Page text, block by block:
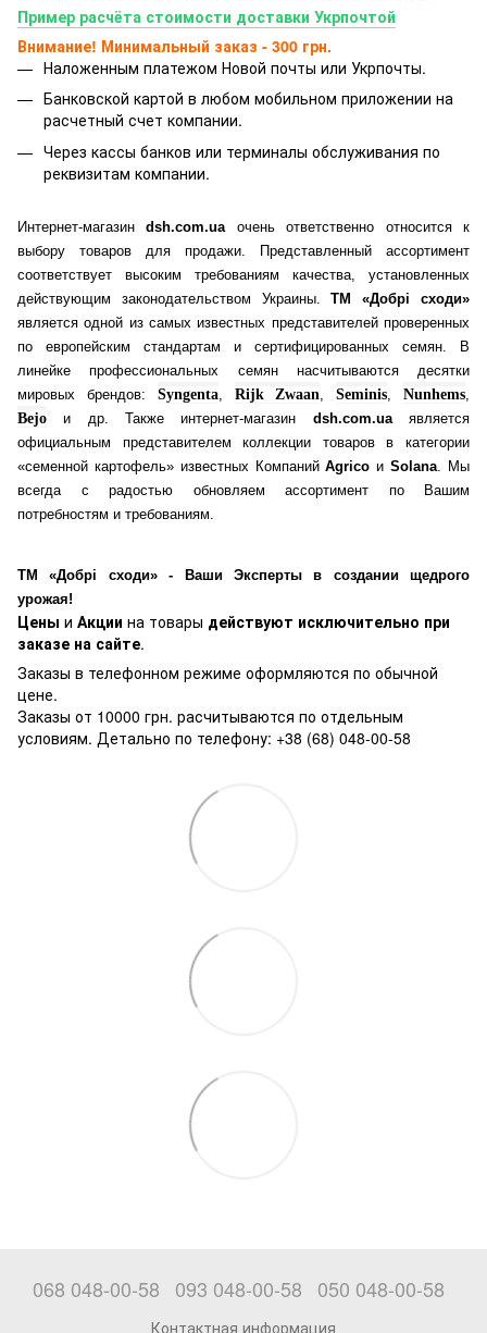
Пример расчёта стоимости доставки Укрпочтой
Внимание! Минимальный заказ - 300 грн.
Наложенным платежом Новой почты или Укрпочты.
Банковской картой в любом мобильном приложении на
расчетный счет компании.
Через кассы банков или терминалы обслуживания по
реквизитам компании.
Интернет-магазинdsh.com.ua очень ответственно относится к
выбору товаров для продажи. Представленный ассортимент
соответствует высоким требованиям качества, установленных
действующим законодательством Украины.ТМ «Добрі сходи»
является одной из самых известных представителей проверенных
по европейским стандартам и сертифицированных семян. В
линейке профессиональных семян насчитываются десятки
мировых брендов: Syngenta, Rijk Zwaan ,Seminis ,Nunhems
Bejo и др. Также интернет-магазин dsh.com.uaявляется
официальным представителем коллекции товаров в категории
«семенной картофель» известных КомпанийAgrico иSolana . Мы
всегда с радостью обновляем ассортимент по Вашим
потребностям и требованиям.
ТМ «Добрі сходи» - Ваши Эксперты в создании щедрого
урожая!
Цены и Акции на товары действуют исключительно при
заказе на сайте.
Заказы в телефонном режиме оформляются по обычной
цене.
Заказы от 10000 грн. расчитываются по отдельным
условиям. Детально по телефону: +38 (68) 048-00-58
068 048-00-58 093 048-00-58 050 048-00-58
Контактная информация